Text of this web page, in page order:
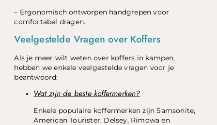
– Ergonomisch ontworpen handgrepen voor
comfortabel dragen.
Veelgestelde Vragen over Koffers
Als je meer wilt weten over koffers in kampen,
hebben we enkele veelgestelde vragen voor je
beantwoord:
Wat zijn de beste koffermerken?
Enkele populaire koffermerken zijn Samsonite,
American Tourister, Delsey, Rimowa en